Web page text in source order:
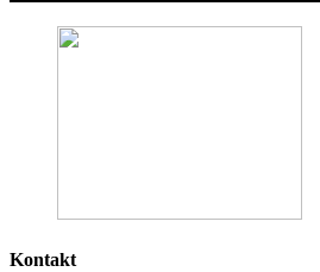
Kontakt